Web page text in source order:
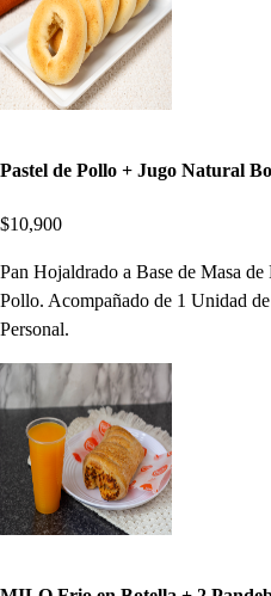
Pastel de Pollo + Jugo Natural
$10,900
Pan Hojaldrado a Base de Masa
Pollo. Acompañado de 1 Unidad
Personal.